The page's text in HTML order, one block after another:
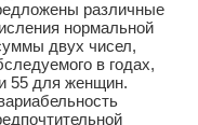
различные
нормальной
двух чисел,
в годах,
55 для женщин.